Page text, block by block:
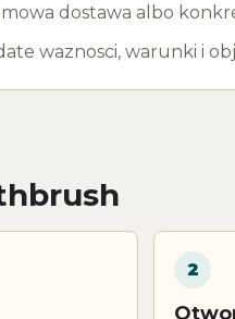
dostawa albo
waznosci, warunki i
2